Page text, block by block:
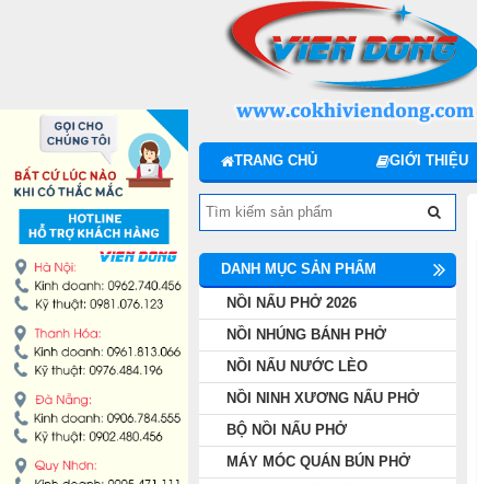
TRANG CHỦ GIỚI THIỆU
DANH MỤC SẢN PHẨM
NỒI NẤU PHỞ 2026
NỒI NHÚNG BÁNH PHỞ
NỒI NẤU NƯỚC LÈO
NỒI NINH XƯƠNG NẤU PHỞ
BỘ NỒI NẤU PHỞ
MÁY MÓC QUÁN BÚN PHỞ
NỒI NHÚNG BÁNH PHỞ
NỒI NẤU NƯỚC LÈO
NỒI NINH XƯƠNG NẤU PHỞ
BỘ NỒI NẤU PHỞ
MÁY MÓC QUÁN BÚN PHỞ
LINH KIỆN NỒI NẤU PHỞ
MÁY CHẾ BIẾN THỊT